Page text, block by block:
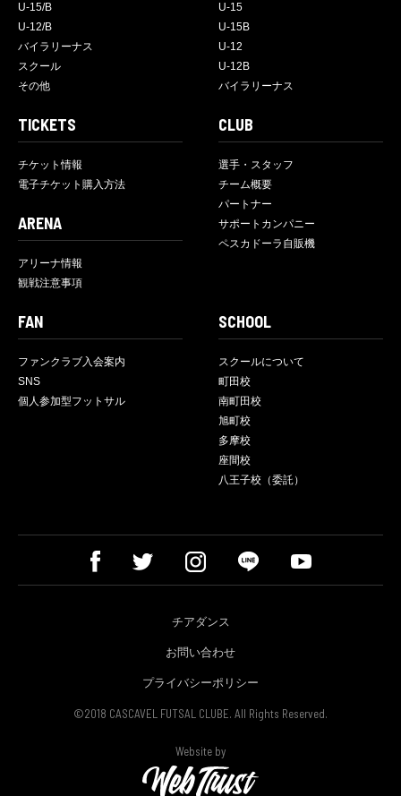
U-15/B
U-12/B
バイラリーナス
スクール
その他
U-15
U-15B
U-12
U-12B
バイラリーナス
TICKETS
チケット情報
電子チケット購入方法
ARENA
アリーナ情報
観戦注意事項
CLUB
選手・スタッフ
チーム概要
パートナー
サポートカンパニー
ペスカドーラ自販機
FAN
ファンクラブ入会案内
SNS
個人参加型フットサル
SCHOOL
スクールについて
町田校
南町田校
旭町校
多摩校
座間校
八王子校（委託）
チアダンス
お問い合わせ
プライバシーポリシー
©2018 CASCAVEL FUTSAL CLUBE. All Rights Reserved.
Website by